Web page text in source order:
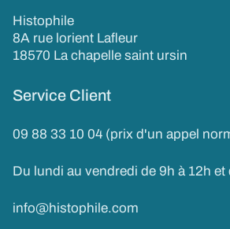
Histophile
8A rue lorient Lafleur
18570 La chapelle saint ursin
Service Client
09 88 33 10 04 (prix d'un appel
Du lundi au vendredi de 9h à 12h et
info@histophile.com